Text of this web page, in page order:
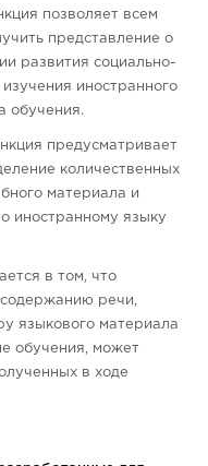
позволяет всем
представление о
развития социально-
иностранного
обучения.
предусматривает
количественных
материала и
иностранному языку
в том, что
речи,
языкового материала
обучения, может
в ходе